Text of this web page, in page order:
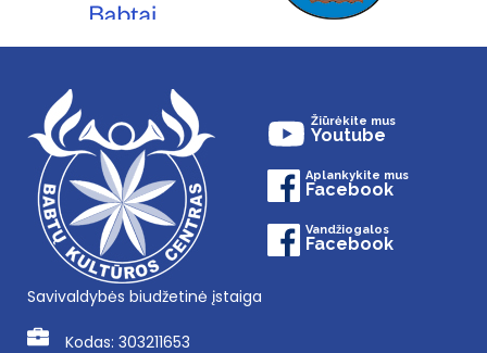
Žiūrėkite mus
Youtube
Aplankykite mus
Facebook
Vandžiogalos
Facebook
Savivaldybės biudžetinė įstaiga
Kodas: 303211653